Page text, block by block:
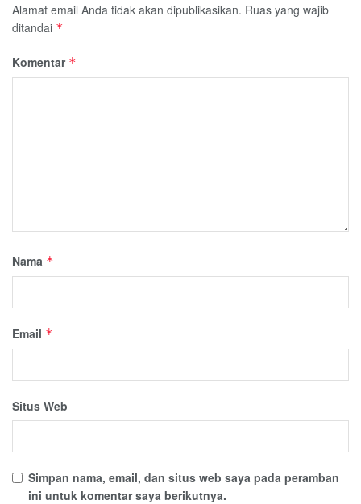
Alamat email Anda tidak akan dipublikasikan. Ruas yang wajib
ditandai *
Komentar *
Nama *
Email *
Situs Web
Simpan nama, email, dan situs web saya pada peramban
ini untuk komentar saya berikutnya.